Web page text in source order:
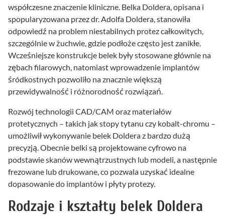
współczesne znaczenie kliniczne. Belka Doldera, opisana i
spopularyzowana przez dr. Adolfa Doldera, stanowiła
odpowiedź na problem niestabilnych protez całkowitych,
szczególnie w żuchwie, gdzie podłoże często jest zanikłe.
Wcześniejsze konstrukcje belek były stosowane głównie na
zębach filarowych, natomiast wprowadzenie implantów
śródkostnych pozwoliło na znacznie większą
przewidywalność i różnorodność rozwiązań.
Rozwój technologii CAD/CAM oraz materiałów
protetycznych – takich jak stopy tytanu czy kobalt-chromu –
umożliwił wykonywanie belek Doldera z bardzo dużą
precyzją. Obecnie belki są projektowane cyfrowo na
podstawie skanów wewnątrzustnych lub modeli, a następnie
frezowane lub drukowane, co pozwala uzyskać idealne
dopasowanie do implantów i płyty protezy.
Rodzaje i kształty belek Doldera